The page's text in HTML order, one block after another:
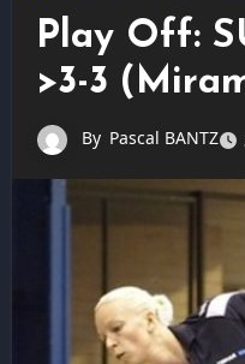
Play Off:
>3-3
By Pascal BANTZ